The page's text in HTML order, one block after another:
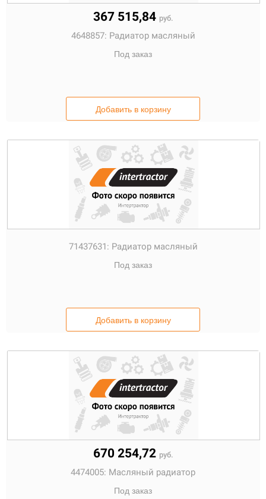
367 515,84 руб.
4648857: Радиатор масляный
Под заказ
Добавить в корзину
71437631: Радиатор масляный
Под заказ
Добавить в корзину
670 254,72 руб.
4474005: Масляный радиатор
Под заказ